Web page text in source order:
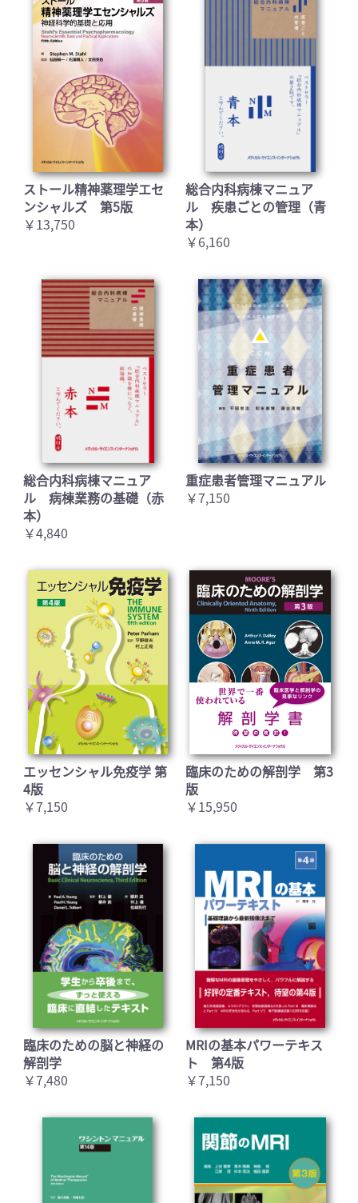
お買い物を続ける カートへ進む
ストール精神薬理学エセ
ンシャルズ 第5版
￥13,750
総合内科病棟マニュア
ル 疾患ごとの管理（青
本）
￥6,160
総合内科病棟マニュア
ル 病棟業務の基礎（赤
本）
￥4,840
重症患者管理マニュアル
￥7,150
エッセンシャル免疫学 第
4版
￥7,150
臨床のための解剖学 第3
版
￥15,950
臨床のための脳と神経の
解剖学
￥7,480
MRIの基本パワーテキス
ト 第4版
￥7,150